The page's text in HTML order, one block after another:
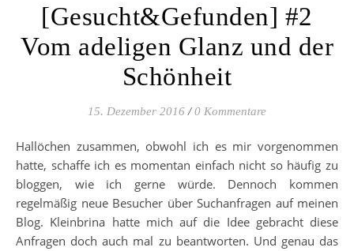
[Gesucht&Gefunden] #2
Vom adeligen Glanz und der
Schönheit
15. Dezember 2016 / 0 Kommentare
Hallöchen zusammen, obwohl ich es mir vorgenommen
hatte, schaffe ich es momentan einfach nicht so häufig zu
bloggen, wie ich gerne würde. Dennoch kommen
regelmäßig neue Besucher über Suchanfragen auf meinen
Blog. Kleinbrina hatte mich auf die Idee gebracht diese
Anfragen doch auch mal zu beantworten. Und genau das